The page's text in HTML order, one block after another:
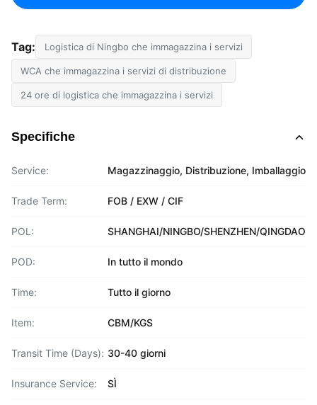
Tag: Logistica di Ningbo che immagazzina i servizi
WCA che immagazzina i servizi di distribuzione
24 ore di logistica che immagazzina i servizi
Specifiche
Service: Magazzinaggio, Distribuzione, Imballaggio
Trade Term: FOB / EXW / CIF
POL: SHANGHAI/NINGBO/SHENZHEN/QINGDAO
POD: In tutto il mondo
Time: Tutto il giorno
Item: CBM/KGS
Transit Time (Days): 30-40 giorni
Insurance Service: SÌ